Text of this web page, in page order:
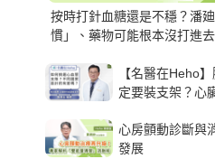
按時打針血糖還是不穩？潘
慣」、藥物可能根本沒打進去
【名醫在Heho
定要裝支架？心
心房顫動診斷與
發展